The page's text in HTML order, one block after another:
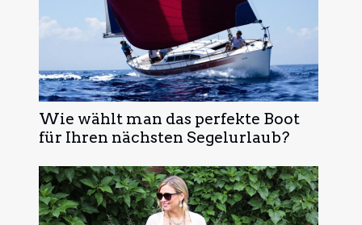
Wie wählt man das perfekte Boot
für Ihren nächsten Segelurlaub?